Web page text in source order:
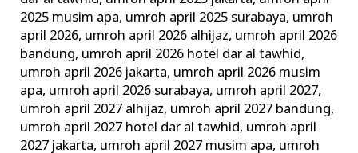
2025 musim apa, umroh april 2025 surabaya, umroh
april 2026, umroh april 2026 alhijaz, umroh april 2026
bandung, umroh april 2026 hotel dar al tawhid,
umroh april 2026 jakarta, umroh april 2026 musim
apa, umroh april 2026 surabaya, umroh april 2027,
umroh april 2027 alhijaz, umroh april 2027 bandung,
umroh april 2027 hotel dar al tawhid, umroh april
2027 jakarta, umroh april 2027 musim apa, umroh